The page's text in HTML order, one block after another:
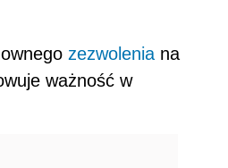
zezwolenia na
ważność w